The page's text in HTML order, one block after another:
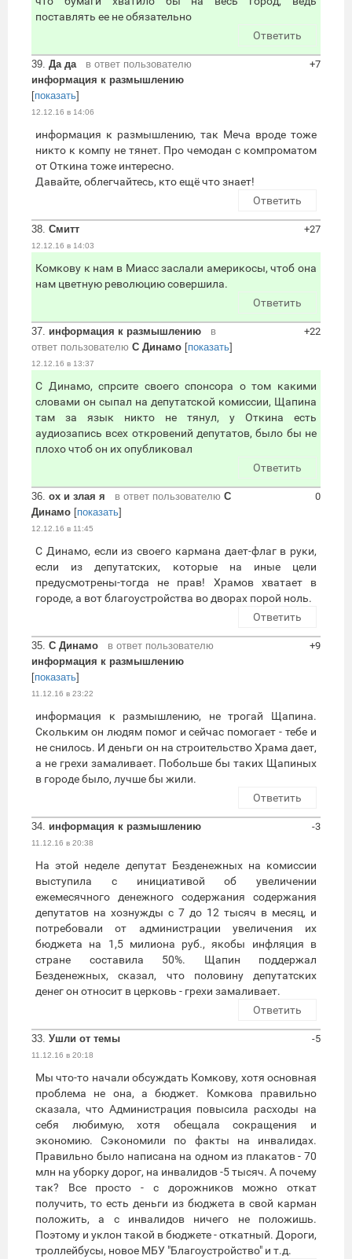
поставлять ее не обязательно
Ответить
39. Да да
в ответ пользователю
информация к размышлению
[показать]
12.12.16 в 14:06
+7
информация к размышлению, так Меча вроде тоже
никто к компу не тянет. Про чемодан с компроматом
от Откина тоже интересно.
Давайте, облегчайтесь, кто ещё что знает!
Ответить
38. Смитт
12.12.16 в 14:03
+27
Комкову к нам в Миасс заслали америкосы, чтоб она
нам цветную революцию совершила.
Ответить
37. информация к размышлению
в
ответ пользователю С Динамо [показать]
12.12.16 в 13:37
+22
С Динамо, спрсите своего спонсора о том какими
словами он сыпал на депутатской комиссии, Щапина
там за язык никто не тянул, у Откина есть
аудиозапись всех откровений депутатов, было бы не
плохо чтоб он их опубликовал
Ответить
36. ох и злая я в ответ пользователю С
Динамо [показать]
12.12.16 в 11:45
0
С Динамо, если из своего кармана дает-флаг в руки,
если из депутатских, которые на иные цели
предусмотрены-тогда не прав! Храмов хватает в
городе, а вот благоустройства во дворах порой ноль.
Ответить
35. С Динамо
в ответ пользователю
информация к размышлению
[показать]
11.12.16 в 23:22
+9
информация к размышлению, не трогай Щапина.
Скольким он людям помог и сейчас помогает - тебе и
не снилось. И деньги он на строительство Храма дает,
а не грехи замаливает. Побольше бы таких Щапиных
в городе было, лучше бы жили.
Ответить
34. информация к размышлению
11.12.16 в 20:38
-3
На этой неделе депутат Безденежных на комиссии
выступила с инициативой об увеличении
ежемесячного денежного содержания содержания
депутатов на хознужды с 7 до 12 тысяч в месяц, и
потребовали от администрации увеличения их
бюджета на 1,5 милиона руб., якобы инфляция в
стране составила 50%. Щапин поддержал
Безденежных, сказал, что половину депутатских
денег он относит в церковь - грехи замаливает.
Ответить
33. Ушли от темы
11.12.16 в 20:18
-5
Мы что-то начали обсуждать Комкову, хотя основная
проблема не она, а бюджет. Комкова правильно
сказала, что Администрация повысила расходы на
себя любимую, хотя обещала сокращения и
экономию. Сэкономили по факты на инвалидах.
Правильно было написана на одном из плакатов - 70
млн на уборку дорог, на инвалидов -5 тысяч. А почему
так? Все просто - с дорожников можно откат
получить, то есть деньги из бюджета в свой карман
положить, а с инвалидов ничего не положишь.
Поэтому и уклон такой в бюджете - откатный. Дороги,
троллейбусы, новое МБУ "Благоустройство" и т.д.